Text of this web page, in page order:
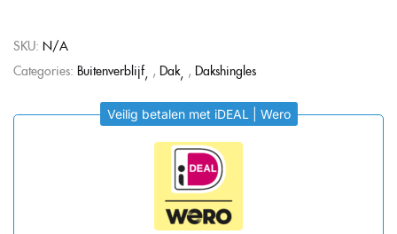
SKU: N/A
Categories: Buitenverblijf , Dak , Dakshingles
Veilig betalen met iDEAL | Wero